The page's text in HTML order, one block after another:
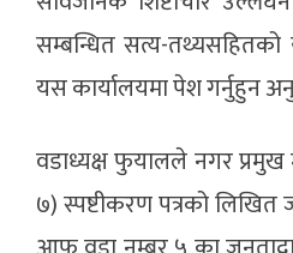
सम्बन्धित सत्य-तथ्यसहितको
यस कार्यालयमा पेश गर्नुहुन
वडाध्यक्ष फुयालले नगर प्रमुख
७) स्पष्टीकरण पत्रको